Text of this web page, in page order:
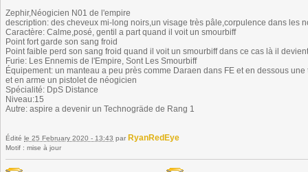
Zephir,Néogicien N01 de l'empire
description: des cheveux mi-long noirs,un visage très pâle,corpulence dans les
Caractère: Calme,posé, gentil a part quand il voit un smourbiff
Point fort garde son sang froid
Point faible perd son sang froid quand il voit un smourbiff dans ce cas là il
Furie: Les Ennemis de l'Empire, Sont Les Smourbiff
Équipement: un manteau a peu près comme Daraen dans FE et en dessous
et en arme un pistolet de néogicien
Spécialité: DpS Distance
Niveau:15
Autre: aspire a devenir un Technogräde de Rang 1
Édité le 25 February 2020 - 13:43 par RyanRedEye
Motif : mise à jour